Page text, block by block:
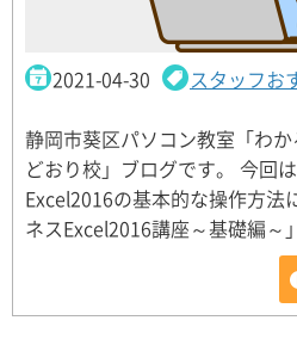
2021-04-30 スタッフお
静岡市葵区パソコン教室「わ
どおり校」ブログです。 今回
Excel2016の基本的な操作方法
ネスExcel2016講座～基礎編